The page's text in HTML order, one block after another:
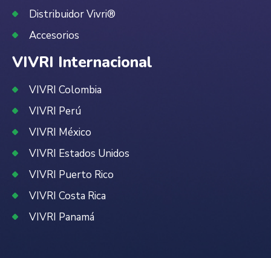
Distribuidor Vivri®
Accesorios
VIVRI Internacional
VIVRI Colombia
VIVRI Perú
VIVRI México
VIVRI Estados Unidos
VIVRI Puerto Rico
VIVRI Costa Rica
VIVRI Panamá